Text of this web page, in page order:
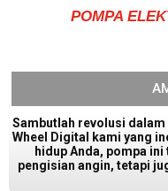
POMPA
Sambutlah revolusi
Wheel Digital kami yang
hidup Anda, pompa
pengisian angin, tetapi